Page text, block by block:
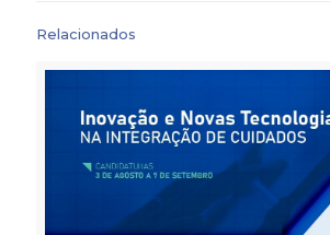
Relacionados